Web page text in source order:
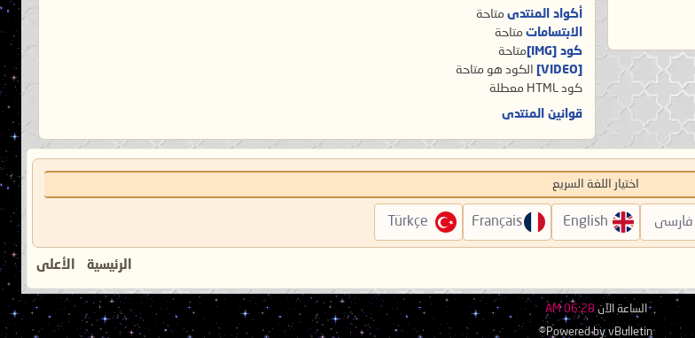
أكواد المنتدى متاحة
الابتسامات متاحة
كود [IMG]
متاحة
[VIDEO]
الكود هو متاحة
كود HTML
معطلة
قوانين المنتدى
اختيار اللغة السريع
فارسی English
Français
Türkçe
الرئيسية الأعلى
الساعة الآن06:28 AM
Powered by vBulletin®